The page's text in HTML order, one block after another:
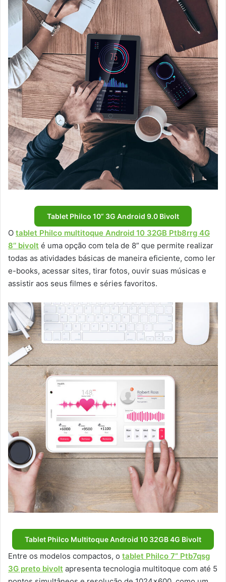
Tablet Philco 10” 3G Android 9.0 Bivolt
O tablet Philco multitoque Android 10 32GB Ptb8rrg 4G
8’’ bivolt é uma opção com tela de 8” que permite realizar
todas as atividades básicas de maneira eficiente, como ler
e-books, acessar sites, tirar fotos, ouvir suas músicas e
assistir aos seus filmes e séries favoritos.
Tablet Philco Multitoque Android 10 32GB 4G Bivolt
Entre os modelos compactos, o tablet Philco 7” Ptb7qsg
3G preto bivolt apresenta tecnologia multitoque com até 5